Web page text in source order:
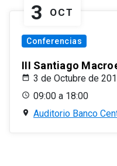
3 OCT
Conferencias
III Santiago
3 de Octubre de
09:00 a 18:00
Auditorio Banco